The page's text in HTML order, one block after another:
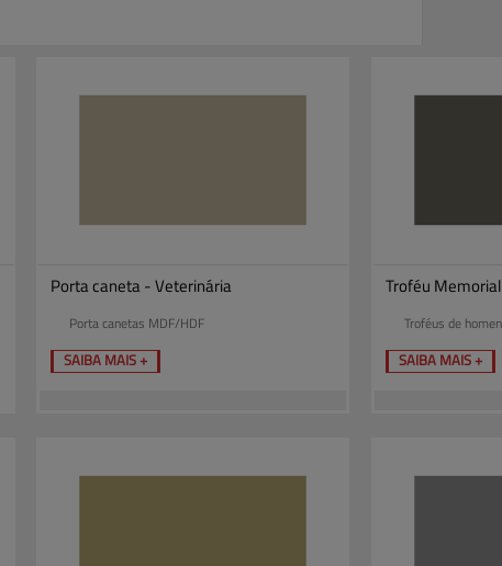
Porta caneta - Veterinária
Porta canetas MDF/HDF
SAIBA MAIS +
Troféu
Troféus de
SAIBA MAIS +